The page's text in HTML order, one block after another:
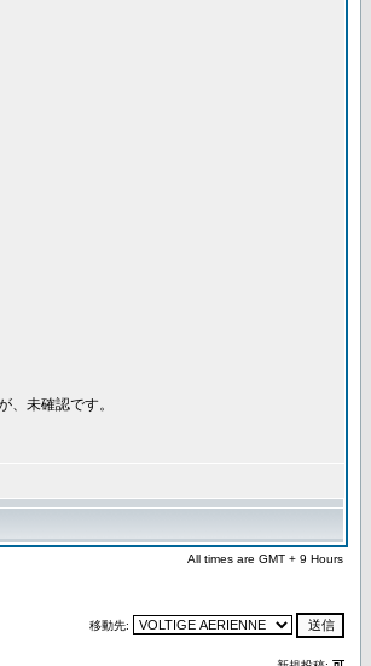
未確認です。
All times are GMT + 9 Hours
移動先: